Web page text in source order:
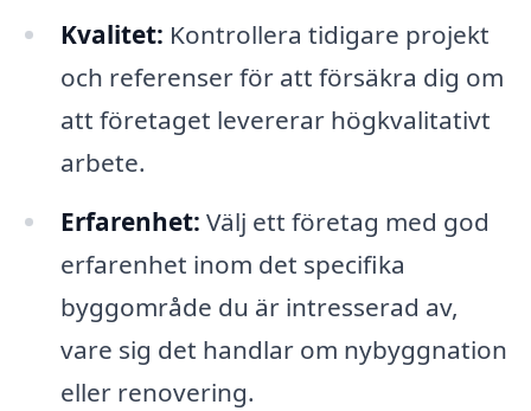
Kvalitet: Kontrollera tidigare projekt
och referenser för att försäkra dig om
att företaget levererar högkvalitativt
arbete.
Erfarenhet: Välj ett företag med god
erfarenhet inom det specifika
byggområde du är intresserad av,
vare sig det handlar om nybyggnation
eller renovering.